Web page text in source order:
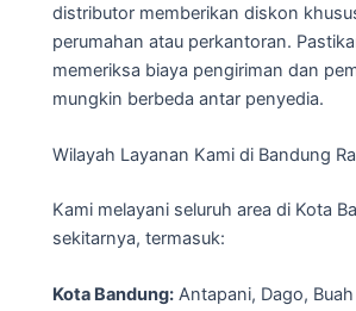
distributor memberikan diskon
perumahan atau perkantoran.
memeriksa biaya pengiriman dan
mungkin berbeda antar penyedia.
Wilayah Layanan Kami di Bandung
Kami melayani seluruh area di Kota
sekitarnya, termasuk:
Kota Bandung: Antapani, Dago,